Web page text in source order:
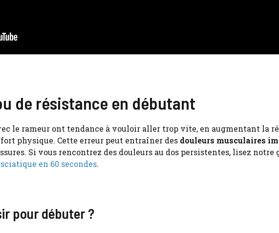
de résistance en débutant
le rameur ont tendance à vouloir aller trop vite, en augmentant la
physique. Cette erreur peut entraîner des douleurs musculaires
Si vous rencontrez des douleurs au dos persistentes, lisez notre
en 60 secondes.
pour débuter ?